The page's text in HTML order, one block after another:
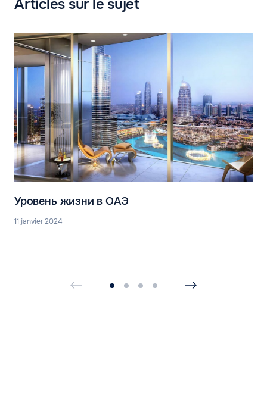
Articles sur le sujet
Уровень жизни в ОАЭ
11 janvier 2024